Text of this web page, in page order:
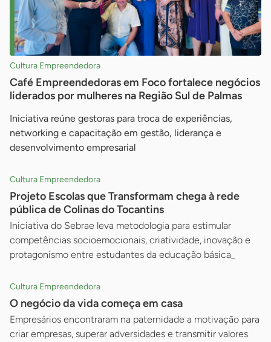
Cultura Empreendedora
Café Empreendedoras em Foco fortalece negócios
liderados por mulheres na Região Sul de Palmas
Iniciativa reúne gestoras para troca de experiências,
networking e capacitação em gestão, liderança e
desenvolvimento empresarial
Cultura Empreendedora
Projeto Escolas que Transformam chega à rede
pública de Colinas do Tocantins
Iniciativa do Sebrae leva metodologia para estimular
competências socioemocionais, criatividade, inovação e
protagonismo entre estudantes da educação básica_
Cultura Empreendedora
O negócio da vida começa em casa
Empresários encontraram na paternidade a motivação para
criar empresas, superar adversidades e transmitir valores